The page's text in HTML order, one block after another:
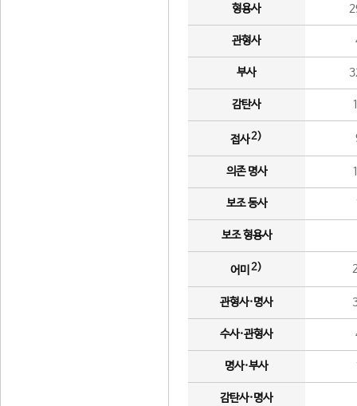
형용사
관형사
부사
감탄사
접사2)
의존 명사
보조 동사
보조 형용사
어미 2)
관형사·명사
수사·관형사
명사·부사
감탄사·명사